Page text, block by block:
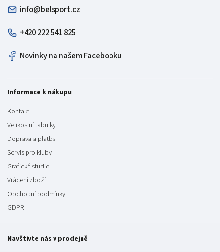
info@belsport.cz
+420 222 541 825
Novinky na našem Facebooku
Informace k nákupu
Kontakt
Velikostní tabulky
Doprava a platba
Servis pro kluby
Grafické studio
Vrácení zboží
Obchodní podmínky
GDPR
Navštivte nás v prodejně